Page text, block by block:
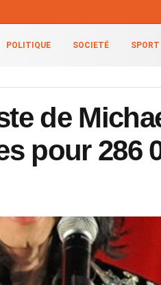
POLITIQUE SOCIETÉ SPORT
de
pour 286